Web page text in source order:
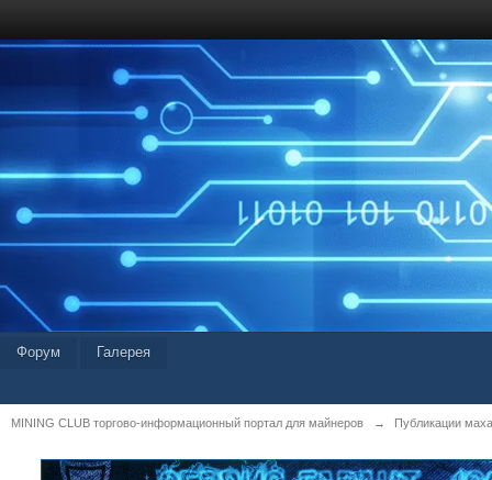
Форум Галерея
MINING CLUB торгово-информационный портал для майнеров → Публикации